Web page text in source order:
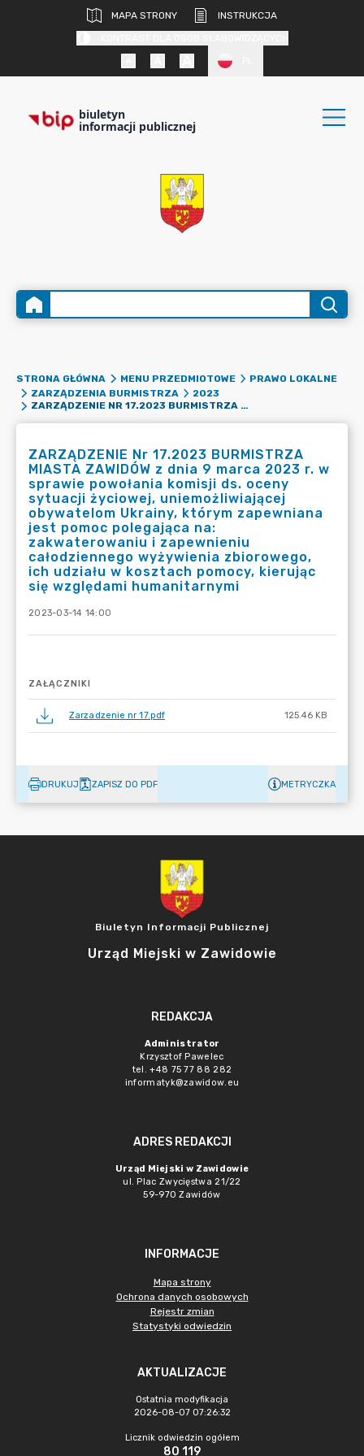
MAPA STRONY
INSTRUKCJA
biuletyn
informacji publicznej
STRONA GŁÓWNA MENU PRZEDMIOTOWE
PRAWO LOKALNE
ZARZĄDZENIA BURMISTRZA
2023
ZARZĄDZENIE NR 17.2023 BURMISTRZA MIASTA ZAWIDÓW Z DNIA 9 MARCA 2023 R. W SPRAWIE POWOŁANIA KOMISJI DS. OCENY SYTUACJI ŻYCIOWEJ, UNIEMOŻLIWIAJĄCEJ OBYWATELOM UKRAINY, KTÓRYM ZAPEWNIANA JEST POMOC POLEGAJĄCA NA: ZAKWATEROWANIU I ZAPEWNIENIU CAŁODZIENNEGO WYŻYWIENIA ZBIOROWEGO, ICH UDZIAŁU W KOSZTACH POMOCY, KIERUJĄC SIĘ WZGLĘDAMI HUMANITARNYMI
ZARZĄDZENIE Nr 17.2023 BURMISTRZA
MIASTA ZAWIDÓW z dnia 9 marca 2023 r. w
sprawie powołania komisji ds. oceny
sytuacji życiowej, uniemożliwiającej
obywatelom Ukrainy, którym zapewniana
jest pomoc polegająca na:
zakwaterowaniu i zapewnieniu
całodziennego wyżywienia zbiorowego,
ich udziału w kosztach pomocy, kierując
się względami humanitarnymi
2023-03-14 14:00
ZAŁĄCZNIKI
Zarzadzenie nr 17.pdf 125.46 KB
DRUKUJ ZAPISZ DO PDF METRYCZKA
Biuletyn Informacji Publicznej
Urząd Miejski w Zawidowie
REDAKCJA
Administrator
Krzysztof Pawelec
tel. +48 75 77 88 282
informatyk@zawidow.eu
ADRES REDAKCJI
Urząd Miejski w Zawidowie
ul. Plac Zwycięstwa 21/22
59-970 Zawidów
INFORMACJE
Mapa strony
Ochrona danych osobowych
Rejestr zmian
Statystyki odwiedzin
AKTUALIZACJE
Ostatnia modyfikacja
2026-08-07 07:26:32
Licznik odwiedzin ogółem
80 119